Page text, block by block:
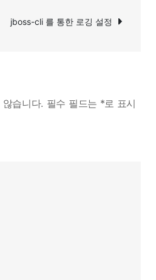
jboss-cli 를 통한 로깅 설정
습니다. 필수 필드는 *로 표시